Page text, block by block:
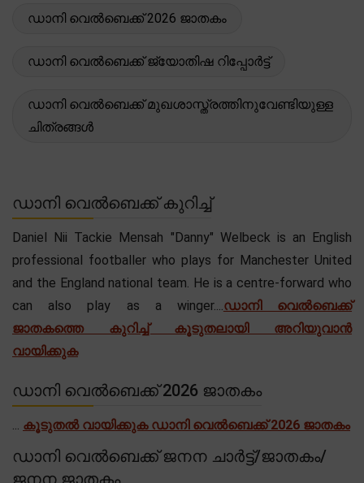
ഡാനി വെൽബെക്ക് 2026 ജാതകം
ഡാനി വെൽബെക്ക് ജ്യോതിഷ റിപ്പോർട്ട്
ഡാനി വെൽബെക്ക് മുഖശാസ്ത്രത്തിനുവേണ്ടിയുള്ള
ചിത്രങ്ങൾ
ഡാനി വെൽബെക്ക് കുറിച്ച്
Daniel Nii Tackie Mensah "Danny" Welbeck is an English
professional footballer who plays for Manchester United
and the England national team. He is a centre-forward who
can also play as a winger....ഡാനി വെൽബെക്ക്
ജാതകത്തെ കുറിച്ച് കൂടുതലായി അറിയുവാൻ
വായിക്കുക
ഡാനി വെൽബെക്ക് 2026 ജാതകം
... കൂടുതൽ വായിക്കുക ഡാനി വെൽബെക്ക് 2026 ജാതകം
ഡാനി വെൽബെക്ക് ജനന ചാർട്ട്/ജാതകം/
ജനന ജാതകം